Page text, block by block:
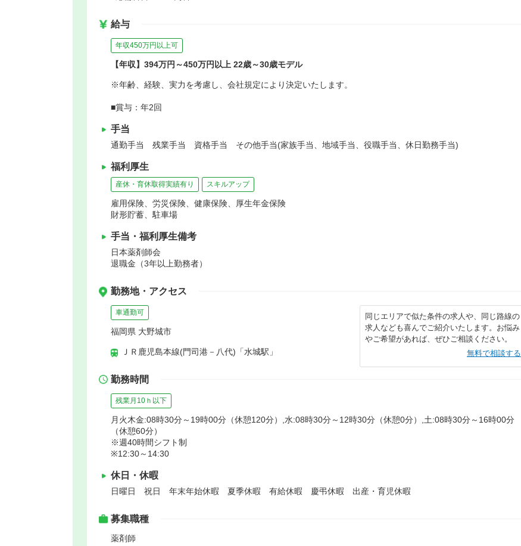
給与
年収450万円以上可
【年収】394万円～450万円以上 22歳～30歳モデル
※年齢、経験、実力を考慮し、会社規定により決定いたします。
■賞与：年2回
手当
通勤手当 残業手当 資格手当 その他手当(家族手当、地域手当、役職手当、休日勤務手当)
福利厚生
産休・育休取得実績有り スキルアップ
雇用保険、労災保険、健康保険、厚生年金保険
財形貯蓄、駐車場
手当・福利厚生備考
日本薬剤師会
退職金（3年以上勤務者）
勤務地・アクセス
車通勤可
福岡県 大野城市
ＪＲ鹿児島本線(門司港－八代)「水城駅」
同じエリアで似た条件の求人や、同じ路線の
求人なども喜んでご紹介いたします。お悩み
やご希望があれば、ぜひご相談ください。
無料で相談する
勤務時間
残業月10ｈ以下
月火木金:08時30分～19時00分（休憩120分）,水:08時30分～12時30分（休憩0分）,土:08時30分～16時00分
（休憩60分）
※週40時間シフト制
※12:30～14:30
休日・休暇
日曜日 祝日 年末年始休暇 夏季休暇 有給休暇 慶弔休暇 出産・育児休暇
募集職種
薬剤師